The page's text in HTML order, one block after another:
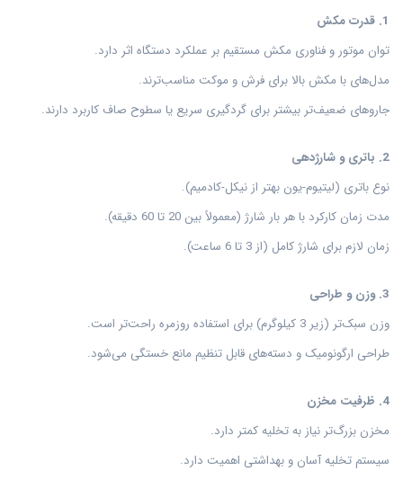
1. قدرت مکش
توان موتور و فناوری مکش مستقیم بر عملکرد دستگاه اثر دارد.
مدل‌های با مکش بالا برای فرش و موکت مناسب‌ترند.
جاروهای ضعیف‌تر بیشتر برای گردگیری سریع یا سطوح صاف کاربرد دارند.
2. باتری و شارژدهی
نوع باتری (لیتیوم-یون بهتر از نیکل-کادمیم).
مدت زمان کارکرد با هر بار شارژ (معمولاً بین 20 تا 60 دقیقه).
زمان لازم برای شارژ کامل (از 3 تا 6 ساعت).
3. وزن و طراحی
وزن سبک‌تر (زیر 3 کیلوگرم) برای استفاده روزمره راحت‌تر است.
طراحی ارگونومیک و دسته‌های قابل تنظیم مانع خستگی می‌شود.
4. ظرفیت مخزن
مخزن بزرگ‌تر نیاز به تخلیه کمتر دارد.
سیستم تخلیه آسان و بهداشتی اهمیت دارد.